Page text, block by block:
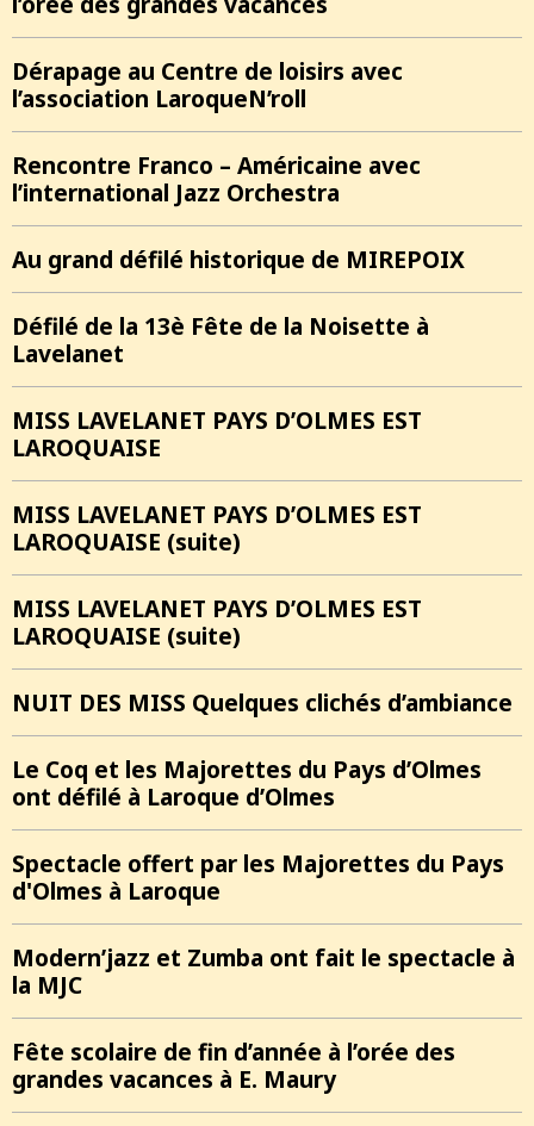
Dérapage au Centre de loisirs avec
l’association LaroqueN’roll
Rencontre Franco – Américaine avec
l’international Jazz Orchestra
Au grand défilé historique de MIREPOIX
Défilé de la 13è Fête de la Noisette à
Lavelanet
MISS LAVELANET PAYS D’OLMES EST
LAROQUAISE
MISS LAVELANET PAYS D’OLMES EST
LAROQUAISE (suite)
MISS LAVELANET PAYS D’OLMES EST
LAROQUAISE (suite)
NUIT DES MISS Quelques clichés d’ambiance
Le Coq et les Majorettes du Pays d’Olmes
ont défilé à Laroque d’Olmes
Spectacle offert par les Majorettes du Pays
d'Olmes à Laroque
Modern’jazz et Zumba ont fait le spectacle à
la MJC
Fête scolaire de fin d’année à l’orée des
grandes vacances à E. Maury